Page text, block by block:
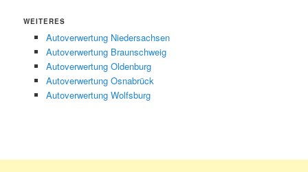
WEITERES
Autoverwertung Niedersachsen
Autoverwertung Braunschweig
Autoverwertung Oldenburg
Autoverwertung Osnabrück
Autoverwertung Wolfsburg